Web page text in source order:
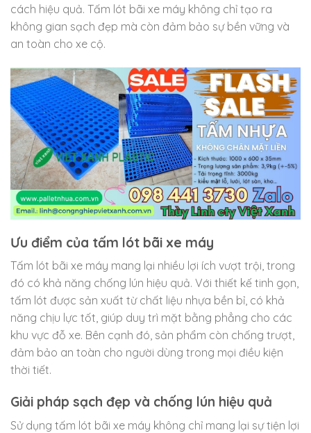
cách hiệu quả. Tấm lót bãi xe máy không chỉ tạo ra
không gian sạch đẹp mà còn đảm bảo sự bền vững và
an toàn cho xe cộ.
Ưu điểm của tấm lót bãi xe máy
Tấm lót bãi xe máy mang lại nhiều lợi ích vượt trội, trong
đó có khả năng chống lún hiệu quả. Với thiết kế tinh gọn,
tấm lót được sản xuất từ chất liệu nhựa bền bỉ, có khả
năng chịu lực tốt, giúp duy trì mặt bằng phẳng cho các
khu vực đỗ xe. Bên cạnh đó, sản phẩm còn chống trượt,
đảm bảo an toàn cho người dùng trong mọi điều kiện
thời tiết.
Giải pháp sạch đẹp và chống lún hiệu quả
Sử dụng tấm lót bãi xe máy không chỉ mang lại sự tiện lợi